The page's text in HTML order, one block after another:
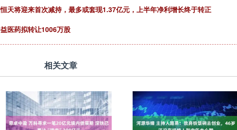
天将迎来首次减持，最多或套现1.37亿元，上半年净利增长终于转正
医药拟转让1006万股
相关文章